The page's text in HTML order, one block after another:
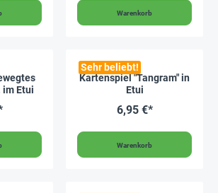
Warenkorb
im Etui
Sehr beliebt!
Kartenspiel "Tangram" in
Etui
6,95 €*
Warenkorb